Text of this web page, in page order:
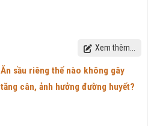
Xem thêm...
Ăn sầu riêng thế nào không gây
tăng cân, ảnh hưởng đường huyết?